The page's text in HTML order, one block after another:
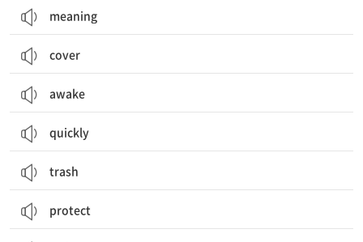
meaning
cover
awake
quickly
trash
protect